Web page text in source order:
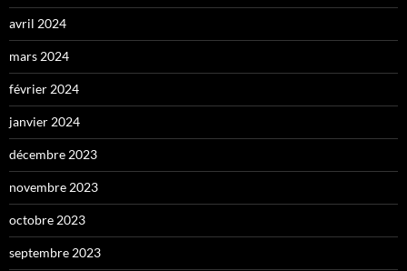
avril 2024
mars 2024
février 2024
janvier 2024
décembre 2023
novembre 2023
octobre 2023
septembre 2023